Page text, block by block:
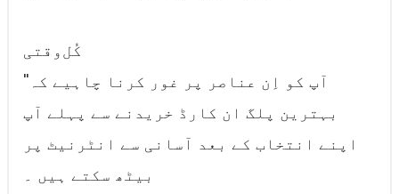
کُل‌وقتی
''آپ کو اِن عناصر پر غور کرنا چاہیے کہ
بہترین پلگ ان کارڈ خریدنے سے پہلے آپ
اپنے انتخاب کے بعد آسانی سے انٹرنیٹ پر
بیٹھ سکتے ہیں ۔